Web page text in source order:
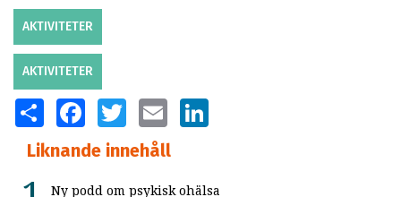
AKTIVITETER
AKTIVITETER
SHARE FACEBOOKTWITTER EMAIL
Liknande innehåll
Ny podd om psykisk ohälsa